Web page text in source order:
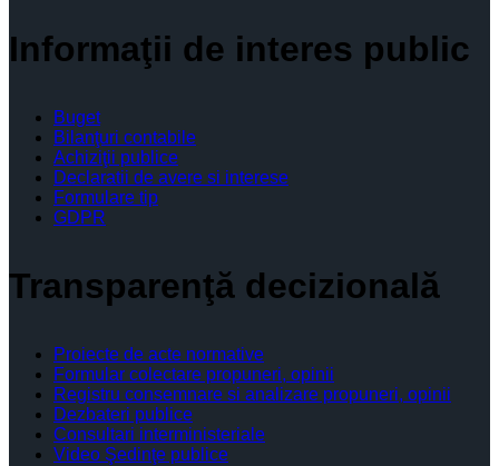
Informaţii de interes public
Buget
Bilanţuri contabile
Achiziţii publice
Declaratii de avere si interese
Formulare tip
GDPR
Transparenţă decizională
Proiecte de acte normative
Formular colectare propuneri, opinii
Registru consemnare si analizare propuneri, opinii
Dezbateri publice
Consultari interministeriale
Video Şedinţe publice